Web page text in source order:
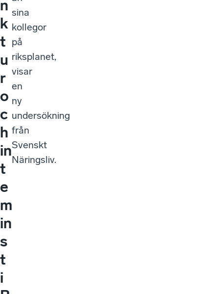
n
k
t
u
r
o
c
h
in
t
e
m
in
s
t
i
sina
kollegor
på
riksplanet,
visar
en
ny
undersökning
från
Svenskt
Näringsliv.